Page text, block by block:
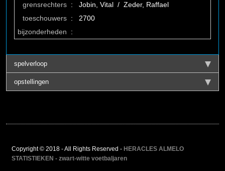
grensrechters :
Jobin, Vital / Zeder, Raffael
toeschouwers :
2700
bijzonderheden
:
spelverloop
opstellingen
Copyright © 2018 - All Rights Reserved - HERACLES ALMELO
STATISTIEKEN - zwart-witte voetbaljaren